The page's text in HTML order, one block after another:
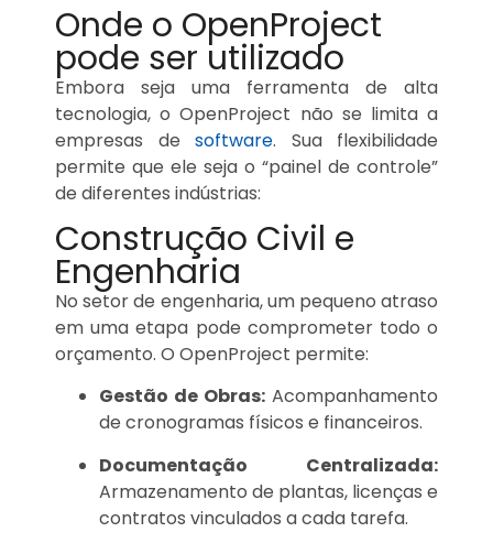
Onde o OpenProject
pode ser utilizado
Embora seja uma ferramenta de alta
tecnologia, o OpenProject não se limita a
empresas de software. Sua flexibilidade
permite que ele seja o “painel de controle”
de diferentes indústrias:
Construção Civil e
Engenharia
No setor de engenharia, um pequeno atraso
em uma etapa pode comprometer todo o
orçamento. O OpenProject permite:
Gestão de Obras: Acompanhamento
de cronogramas físicos e financeiros.
Documentação Centralizada:
Armazenamento de plantas, licenças e
contratos vinculados a cada tarefa.